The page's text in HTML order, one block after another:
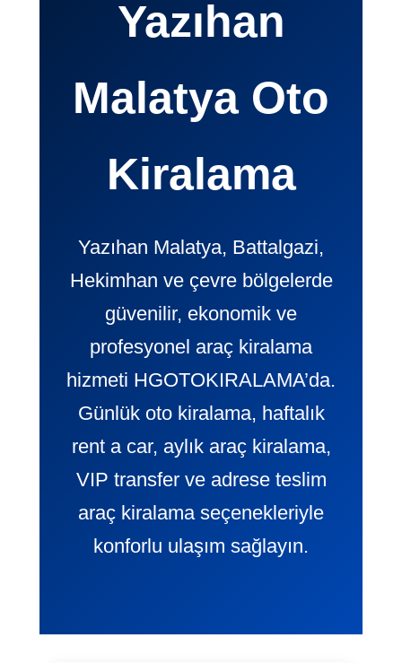
Yazıhan
Malatya Oto
Kiralama
Yazıhan Malatya, Battalgazi,
Hekimhan ve çevre bölgelerde
güvenilir, ekonomik ve
profesyonel araç kiralama
hizmeti HGOTOKIRALAMA’da.
Günlük oto kiralama, haftalık
rent a car, aylık araç kiralama,
VIP transfer ve adrese teslim
araç kiralama seçenekleriyle
konforlu ulaşım sağlayın.